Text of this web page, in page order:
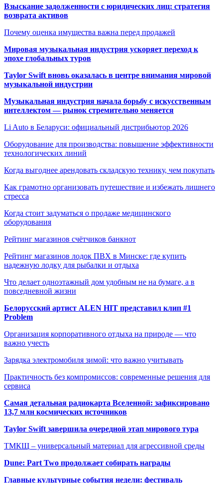
Взыскание задолженности с юридических лиц: стратегия
возврата активов
Почему оценка имущества важна перед продажей
Мировая музыкальная индустрия ускоряет переход к
эпохе глобальных туров
Taylor Swift вновь оказалась в центре внимания мировой
музыкальной индустрии
Музыкальная индустрия начала борьбу с искусственным
интеллектом — рынок стремительно меняется
Li Auto в Беларуси: официальный дистрибьютор 2026
Оборудование для производства: повышение эффективности
технологических линий
Когда выгоднее арендовать складскую технику, чем покупать
Как грамотно организовать путешествие и избежать лишнего
стресса
Когда стоит задуматься о продаже медицинского
оборудования
Рейтинг магазинов счётчиков банкнот
Рейтинг магазинов лодок ПВХ в Минске: где купить
надежную лодку для рыбалки и отдыха
Что делает одноэтажный дом удобным не на бумаге, а в
повседневной жизни
Белорусский артист ALEN HIT представил клип #1
Problem
Организация корпоративного отдыха на природе — что
важно учесть
Зарядка электромобиля зимой: что важно учитывать
Практичность без компромиссов: современные решения для
сервиса
Самая детальная радиокарта Вселенной: зафиксировано
13,7 млн космических источников
Taylor Swift завершила очередной этап мирового тура
ТМКЩ – универсальный материал для агрессивной среды
Dune: Part Two продолжает собирать награды
Главные культурные события недели: фестиваль